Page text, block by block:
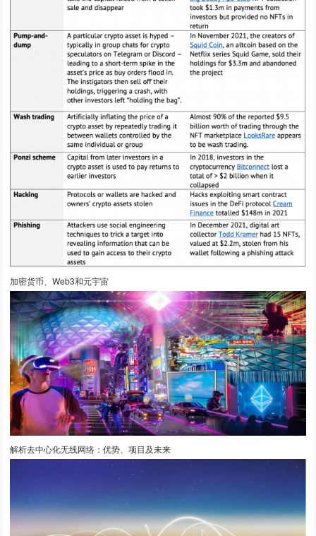
加密货币、Web3和元宇宙
解析去中心化无线网络：优势、项目及未来